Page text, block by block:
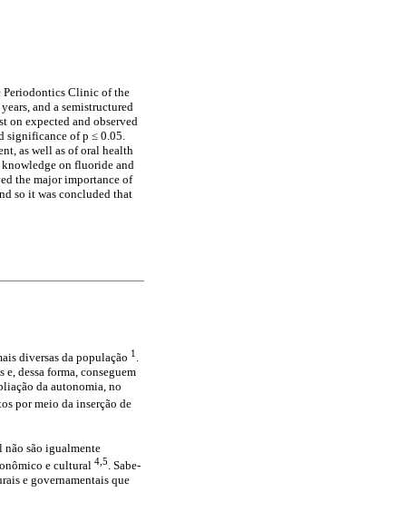
Periodontics Clinic of the
and a semistructured
on expected and observed
significance of p ≤ 0.05.
as well as of oral health
knowledge on fluoride and
the major importance of
so it was concluded that
diversas da população 1
dessa forma, conseguem
da autonomia, no
por meio da inserção de
não são igualmente
e cultural 4,5. Sabe-
e governamentais que